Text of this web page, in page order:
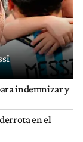
indemnizar y
en el